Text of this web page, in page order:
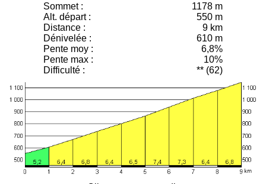
Sommet :
Alt. départ :
Distance :
Dénivelée :
1178 m
550 m
9 km
610 m
Pente moy:
Pente max :
Difficulté :
6,8%
10%
** (62)